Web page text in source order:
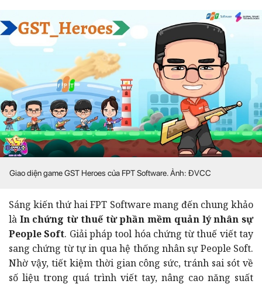
Giao diện game GST Heroes của FPT Software. Ảnh: ĐVCC
Sáng kiến thứ hai FPT Software mang đến chung khảo
là In chứng từ thuế từ phần mềm quản lý nhân sự
People Soft. Giải pháp tool hóa chứng từ thuế viết tay
sang chứng từ tự in qua hệ thống nhân sự People Soft.
Nhờ vậy, tiết kiệm thời gian công sức, tránh sai sót về
số liệu trong quá trình viết tay, nâng cao năng suất